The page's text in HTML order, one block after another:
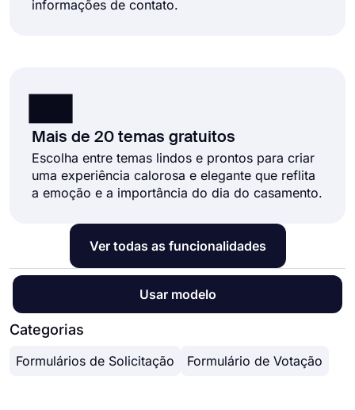
informações de contato.
Mais de 20 temas gratuitos
Escolha entre temas lindos e prontos para criar
uma experiência calorosa e elegante que reflita
a emoção e a importância do dia do casamento.
Ver todas as funcionalidades
Usar modelo
Categorias
Formulários de Solicitação Formulário de Votação